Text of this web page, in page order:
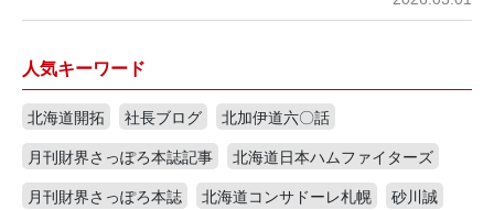
人気キーワード
北海道開拓 社長ブログ
北加伊道六〇話
月刊財界さっぽろ本誌記事
北海道日本ハムファイターズ
月刊財界さっぽろ本誌
北海道コンサドーレ札幌
砂川誠